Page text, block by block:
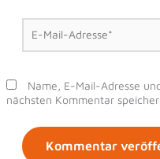
E-
Mail-
Adresse*
Name, E-Mail-Adresse
nächsten Kommentar